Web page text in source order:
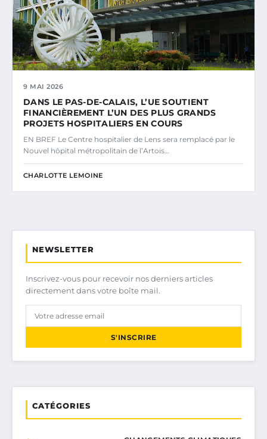
9 MAI 2026
DANS LE PAS-DE-CALAIS, L’UE SOUTIENT
FINANCIÈREMENT L’UN DES PLUS GRANDS
PROJETS HOSPITALIERS EN COURS
EN BREF Le Centre hospitalier de Lens sera remplacé par le
Nouvel hôpital métropolitain de l’Artois…
CHARLOTTE LEMOINE
NEWSLETTER
Inscrivez-vous pour recevoir nos derniers articles
directement dans votre boîte mail.
S'INSCRIRE
CATÉGORIES